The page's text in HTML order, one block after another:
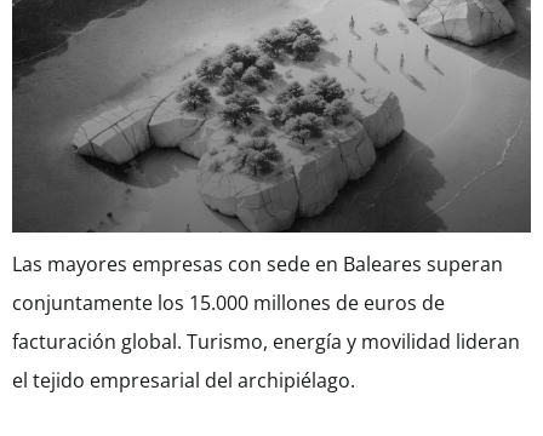
Las mayores empresas con sede en Baleares superan
conjuntamente los 15.000 millones de euros de
facturación global. Turismo, energía y movilidad lideran
el tejido empresarial del archipiélago.